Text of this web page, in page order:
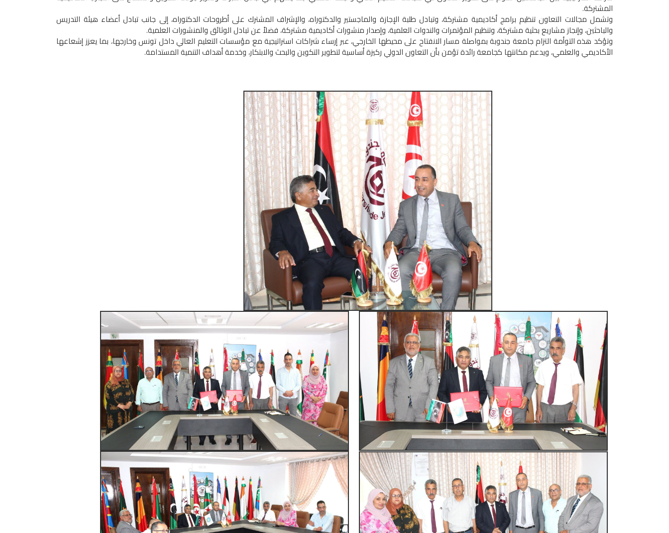
المشتركة.
وتشمل مجالات التعاون تنظيم برامج أكاديمية مشتركة، وتبادل طلبة الإجازة والماجستير والدكتوراه، والإشراف المشترك على أطروحات الدكتوراه، إلى جانب تبادل أعضاء هيئة التدريس
والباحثين، وإنجاز مشاريع بحثية مشتركة، وتنظيم المؤتمرات والندوات العلمية، وإصدار منشورات أكاديمية مشتركة، فضلاً عن تبادل الوثائق والمنشورات العلمية.
وتؤكد هذه التوأمة التزام جامعة جندوبة بمواصلة مسار الانفتاح على محيطها الخارجي، عبر إرساء شراكات استراتيجية مع مؤسسات التعليم العالي داخل تونس وخارجها، بما يعزز إشعاعها
الأكاديمي والعلمي، ويدعم مكانتها كجامعة رائدة تؤمن بأن التعاون الدولي ركيزة أساسية لتطوير التكوين والبحث والابتكار، وخدمة أهداف التنمية المستدامة.